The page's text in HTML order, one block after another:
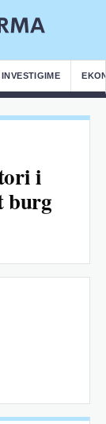
INVESTIGIME
i
burg